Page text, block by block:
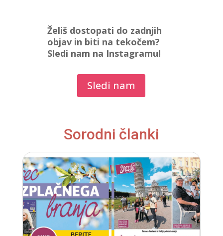
Želiš dostopati do zadnjih
objav in biti na tekočem?
Sledi nam na Instagramu!
Sledi nam
Sorodni članki